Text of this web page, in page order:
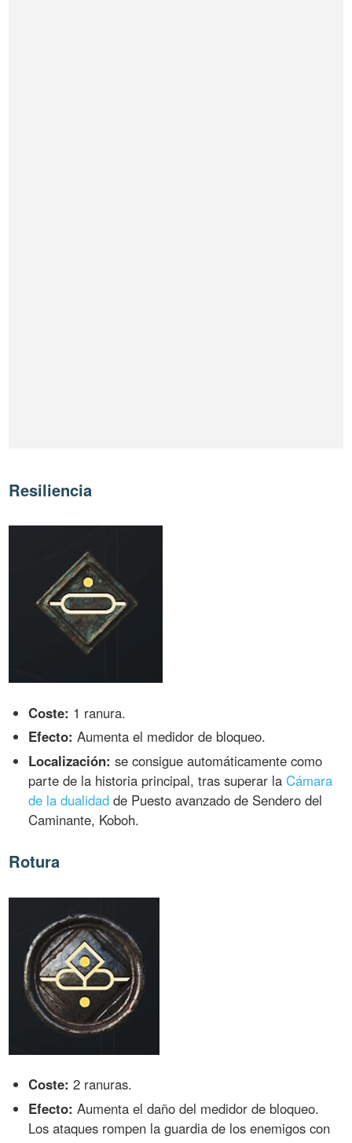
Resiliencia
Coste: 1 ranura.
Efecto: Aumenta el medidor de bloqueo.
Localización: se consigue automáticamente como
parte de la historia principal, tras superar laCámara
de la dualidad de Puesto avanzado de Sendero del
Caminante, Koboh.
Rotura
Coste: 2 ranuras.
Efecto: Aumenta el daño del medidor de bloqueo.
Los ataques rompen la guardia de los enemigos con